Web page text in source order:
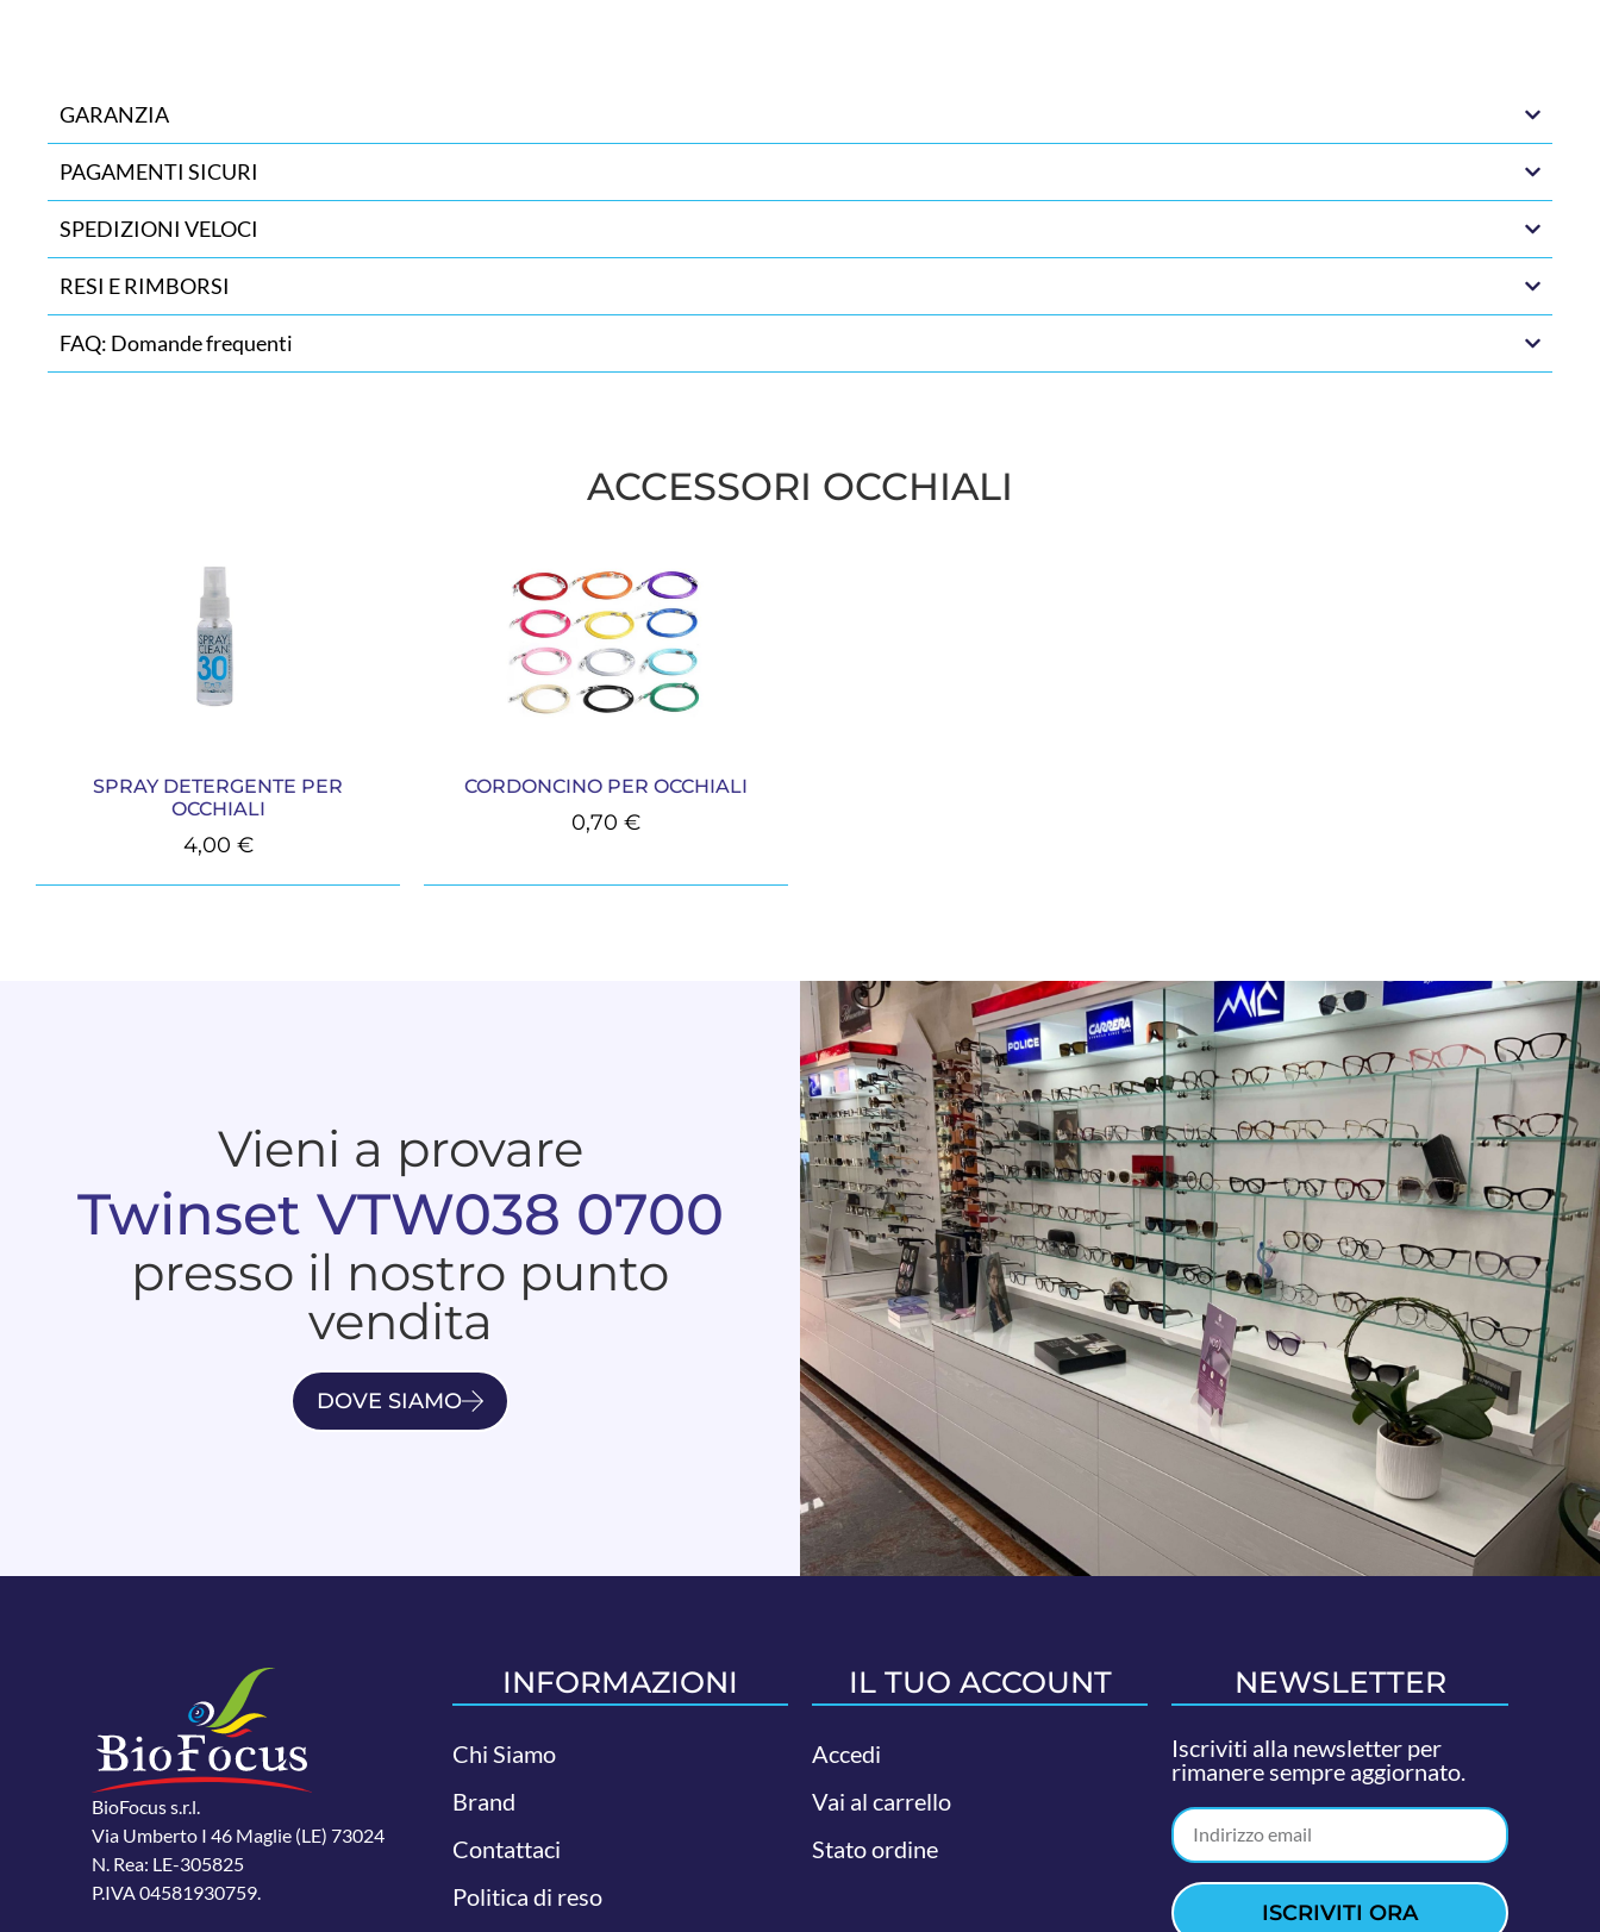
GARANZIA
PAGAMENTI SICURI
SPEDIZIONI VELOCI
RESI E RIMBORSI
FAQ: Domande frequenti
ACCESSORI OCCHIALI
SPRAY DETERGENTE PER
OCCHIALI
4,00 €
CORDONCINO PER OCCHIALI
0,70 €
Vieni a provare
Twinset VTW038 0700
presso il nostro punto
vendita
DOVE SIAMO
BioFocus s.r.l.
Via Umberto I 46 Maglie (LE) 73024
N. Rea: LE-305825
P.IVA 04581930759.
INFORMAZIONI
Chi Siamo
Brand
Contattaci
Politica di reso
IL TUO ACCOUNT
Accedi
Vai al carrello
Stato ordine
NEWSLETTER
Iscriviti alla newsletter per
rimanere sempre aggiornato.
ISCRIVITI ORA